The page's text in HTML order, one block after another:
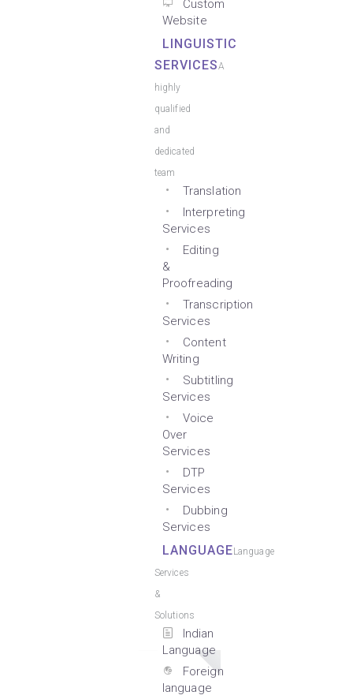
Custom
Website
LINGUISTIC
SERVICESA
highly
qualified
and
dedicated
team
Translation
Interpreting
Services
Editing
&
Proofreading
Transcription
Services
Content
Writing
Subtitling
Services
Voice
Over
Services
DTP
Services
Dubbing
Services
LANGUAGELanguage
Services
&
Solutions
Indian
Language
Foreign
language